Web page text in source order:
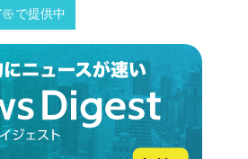
で提供中